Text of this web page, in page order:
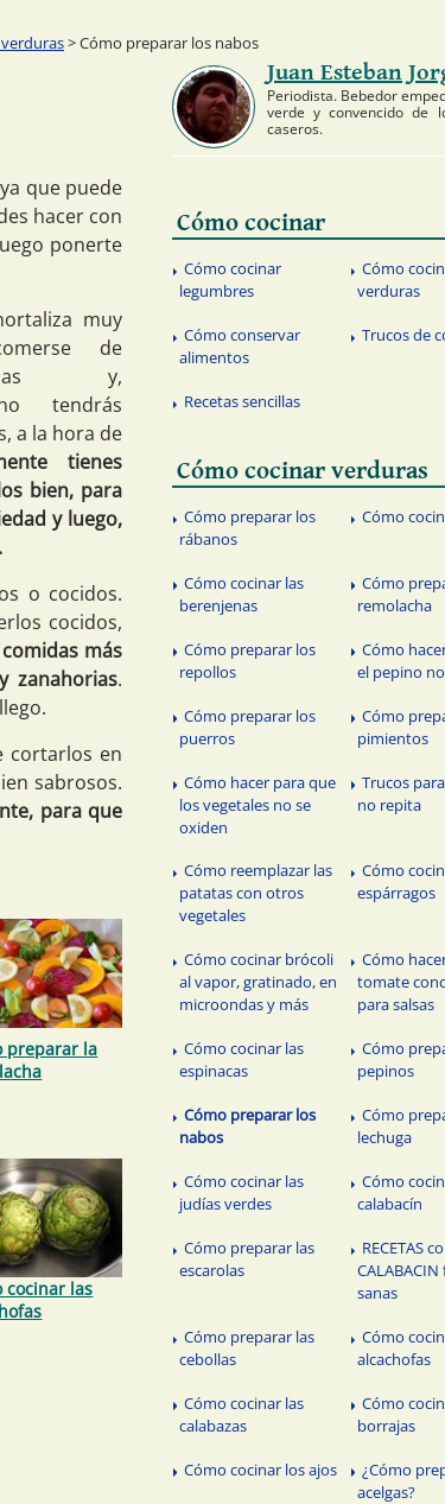
> Cómo preparar los nabos
que puede
hacer con
ponerte
muy
de
y,
tendrás
a la hora de
tienes
bien, para
y luego,
o cocidos.
cocidos,
más
zanahorias.
cortarlos en
sabrosos.
para que
preparar la
cocinar las
Juan Esteban
Periodista. Bebedor
verde y convencido de
caseros.
Cómo cocinar
Cómo cocinar
legumbres
Cómo
verduras
Cómo conservar
alimentos
Trucos de
Recetas sencillas
Cómo cocinar verduras
Cómo preparar los
rábanos
Cómo
Cómo cocinar las
berenjenas
Cómo
remolacha
Cómo preparar los
repollos
Cómo
el pepino
Cómo preparar los
puerros
Cómo
pimientos
Cómo hacer para que
los vegetales no se
oxiden
Trucos
no repita
Cómo reemplazar las
patatas con otros
vegetales
Cómo
espárragos
Cómo cocinar brócoli
al vapor, gratinado, en
microondas y más
Cómo
tomate
para salsas
Cómo cocinar las
espinacas
Cómo
pepinos
Cómo preparar los
nabos
Cómo
lechuga
Cómo cocinar las
judías verdes
Cómo
calabacín
Cómo preparar las
escarolas
RECETAS
CALABACIN
sanas
Cómo preparar las
cebollas
Cómo
alcachofas
Cómo cocinar las
calabazas
Cómo
borrajas
Cómo cocinar los ajos
¿Cómo
acelgas?